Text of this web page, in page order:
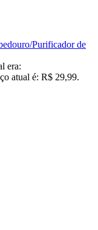
Purificador de
era:
atual é: R$ 29,99.